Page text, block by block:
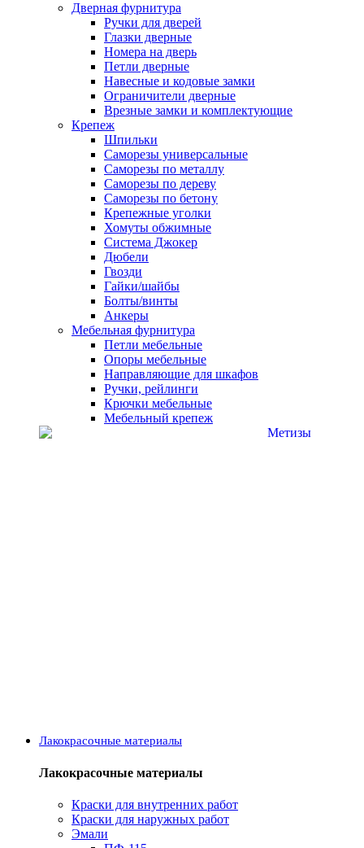
Дверная фурнитура
Ручки для дверей
Глазки дверные
Номера на дверь
Петли дверные
Навесные и кодовые замки
Ограничители дверные
Врезные замки и комплектующие
Крепеж
Шпильки
Саморезы универсальные
Саморезы по металлу
Саморезы по дереву
Саморезы по бетону
Крепежные уголки
Хомуты обжимные
Система Джокер
Дюбели
Гвозди
Гайки/шайбы
Болты/винты
Анкеры
Мебельная фурнитура
Петли мебельные
Опоры мебельные
Направляющие для шкафов
Ручки, рейлинги
Крючки мебельные
Мебельный крепеж
Лакокрасочные материалы
Лакокрасочные материалы
Краски для внутренних работ
Краски для наружных работ
Эмали